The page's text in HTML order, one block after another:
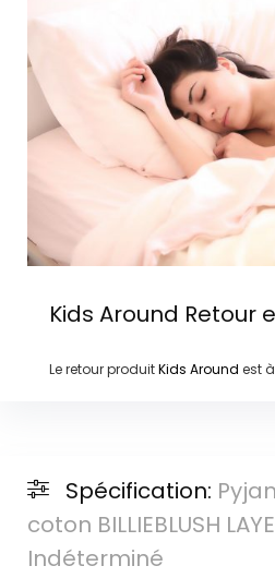
Kids Around Retour
Le retour produitKids Around est
Spécification:
coton BILLIEBLUSH
Indéterminé